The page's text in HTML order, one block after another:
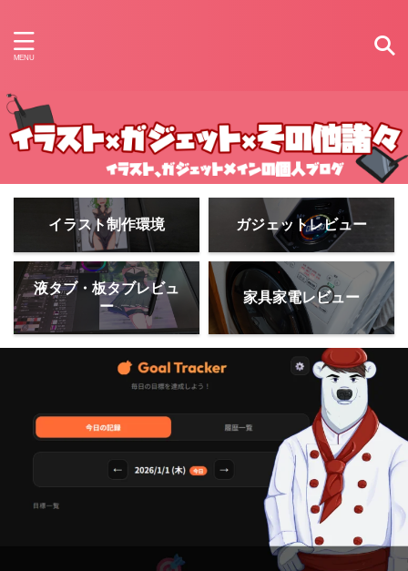
イラスト制作環境 ガジェットレビュー
液タブ・板タブレビュ
ー
家具家電レビュー